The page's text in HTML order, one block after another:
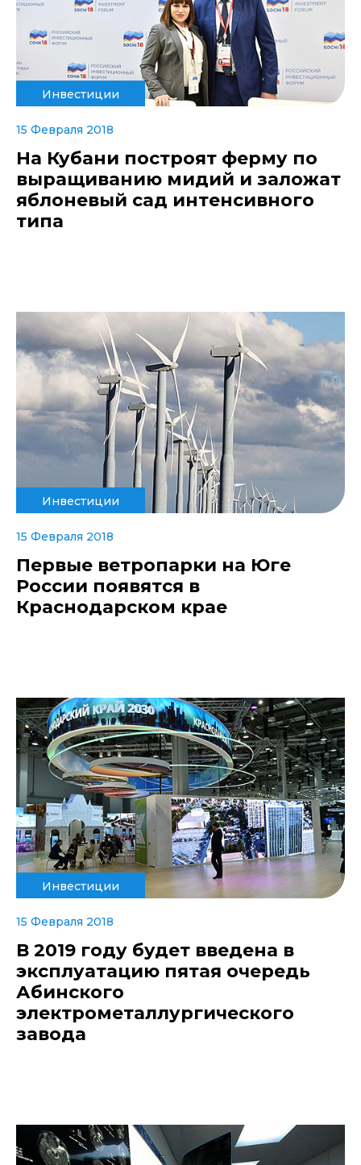
Инвестиции
15 Февраля 2018
На Кубани построят ферму по
выращиванию мидий и заложат
яблоневый сад интенсивного
типа
Инвестиции
15 Февраля 2018
Первые ветропарки на Юге
России появятся в
Краснодарском крае
Инвестиции
15 Февраля 2018
В 2019 году будет введена в
эксплуатацию пятая очередь
Абинского
электрометаллургического
завода